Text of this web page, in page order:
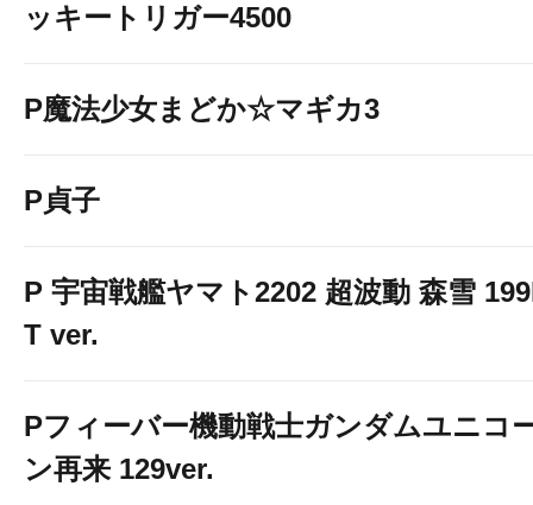
ッキートリガー4500
P魔法少女まどか☆マギカ3
P貞子
P 宇宙戦艦ヤマト2202 超波動 森雪
T ver.
Pフィーバー機動戦士ガンダムユニコ
ン再来 129ver.